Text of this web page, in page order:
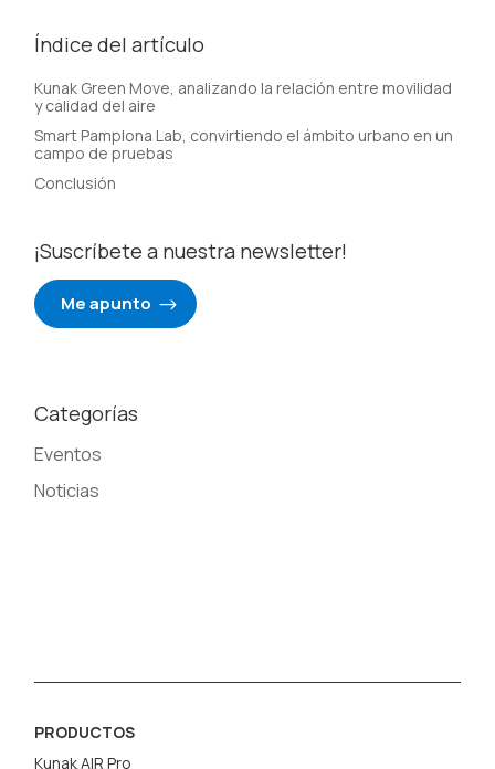
Índice del artículo
Kunak Green Move, analizando la relación entre movilidad
y calidad del aire
Smart Pamplona Lab, convirtiendo el ámbito urbano en un
campo de pruebas
Conclusión
¡Suscríbete a nuestra newsletter!
Me apunto
Categorías
Eventos
Noticias
PRODUCTOS
Kunak AIR Pro